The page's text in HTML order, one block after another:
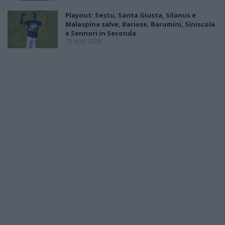
Playout: Sestu, Santa Giusta, Silanus e
Malaspina salve, Bariese, Barumini, Siniscola
e Sennori in Seconda
25 Mag 2026